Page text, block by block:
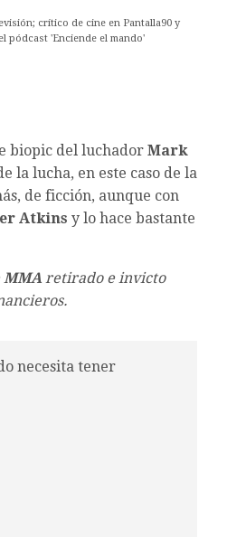
crítico de cine en Pantalla90 y
pódcast 'Enciende el mando'
biopic del luchador Mark
la lucha, en este caso de la
de ficción, aunque con
Atkins y lo hace bastante
MMA retirado e invicto
necesita tener